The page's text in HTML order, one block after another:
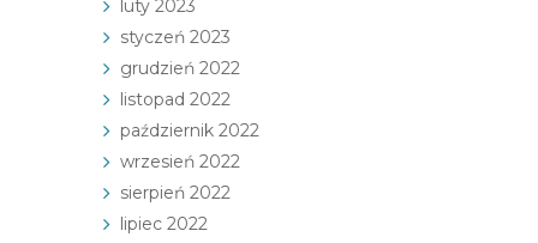
luty 2023
styczeń 2023
grudzień 2022
listopad 2022
październik 2022
wrzesień 2022
sierpień 2022
lipiec 2022